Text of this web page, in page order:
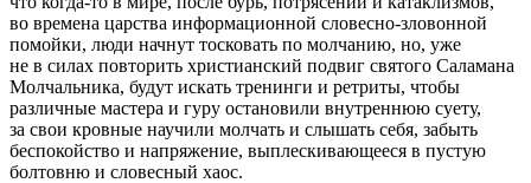
во времена царства информационной словесно-зловонной
помойки, люди начнут тосковать по молчанию, но, уже
не в силах повторить христианский подвиг святого Саламана
Молчальника, будут искать тренинги и ретриты, чтобы
различные мастера и гуру остановили внутреннюю суету,
за свои кровные научили молчать и слышать себя, забыть
беспокойство и напряжение, выплескивающееся в пустую
болтовню и словесный хаос.